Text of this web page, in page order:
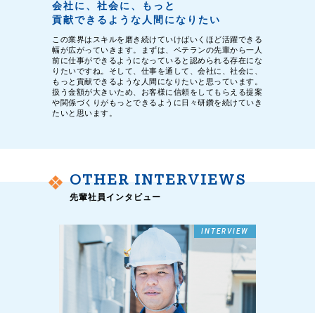
会社に、社会に、もっと
貢献できるような人間になりたい
この業界はスキルを磨き続けていけばいくほど活躍できる
幅が広がっていきます。まずは、ベテランの先輩から一人
前に仕事ができるようになっていると認められる存在にな
りたいですね。そして、仕事を通して、会社に、社会に、
もっと貢献できるような人間になりたいと思っています。
扱う金額が大きいため、お客様に信頼をしてもらえる提案
や関係づくりがもっとできるように日々研鑽を続けていき
たいと思います。
OTHER INTERVIEWS
先輩社員インタビュー
INTERVIEW